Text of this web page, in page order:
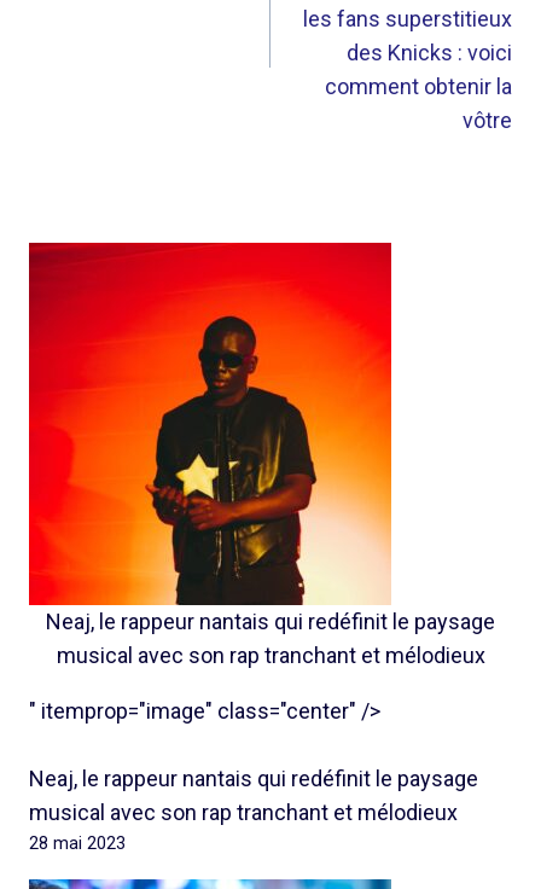
les fans superstitieux
des Knicks : voici
comment obtenir la
vôtre
Neaj, le rappeur nantais qui redéfinit le paysage
musical avec son rap tranchant et mélodieux
" itemprop="image" class="center" />
Neaj, le rappeur nantais qui redéfinit le paysage
musical avec son rap tranchant et mélodieux
28 mai 2023